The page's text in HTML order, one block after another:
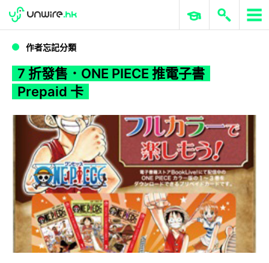
7 折發售．ONE PIECE 推電子書 Prepaid 卡
WWDC 2026 ERP 與商業 AI
作者忘記分類
7 折發售．ONE PIECE 推電子書
Prepaid 卡